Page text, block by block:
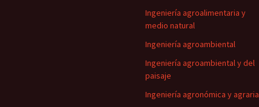
Ingeniería agroalimentaria y
medio natural
Ingeniería agroambiental
Ingeniería agroambiental y del
paisaje
Ingeniería agronómica y agraria